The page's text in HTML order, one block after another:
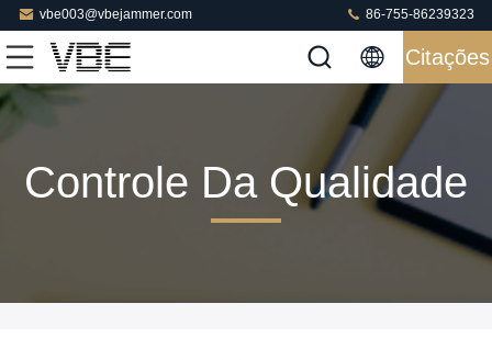
vbe003@vbejammer.com 86-755-86239323
Citações
Controle Da Qualidade